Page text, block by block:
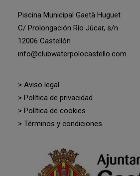
Piscina Municipal Gaetà Huguet
C/ Prolongación Río Júcar, s/n
12006 Castellón
info@clubwaterpolocastello.com
> Aviso legal
> Política de privacidad
> Política de cookies
> Términos y condiciones